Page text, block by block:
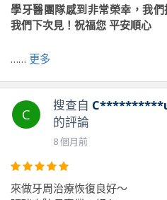
學牙醫團隊感到非常榮幸，我
我們下次見！祝福您 平安順心
…… 更多
C
搜查自
的評論
8 個月前
來做牙周治療恢復良好～